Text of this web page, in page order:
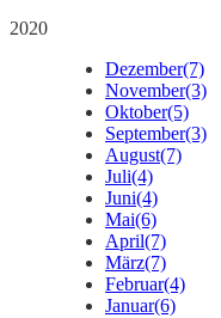
2020
Dezember(7)
November(3)
Oktober(5)
September(3)
August(7)
Juli(4)
Juni(4)
Mai(6)
April(7)
März(7)
Februar(4)
Januar(6)